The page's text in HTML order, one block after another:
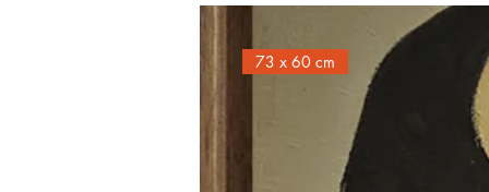
73 x 60 cm